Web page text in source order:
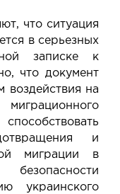
что ситуация
в серьезных
записке к
что документ
воздействия на
и
миграции в
украинского